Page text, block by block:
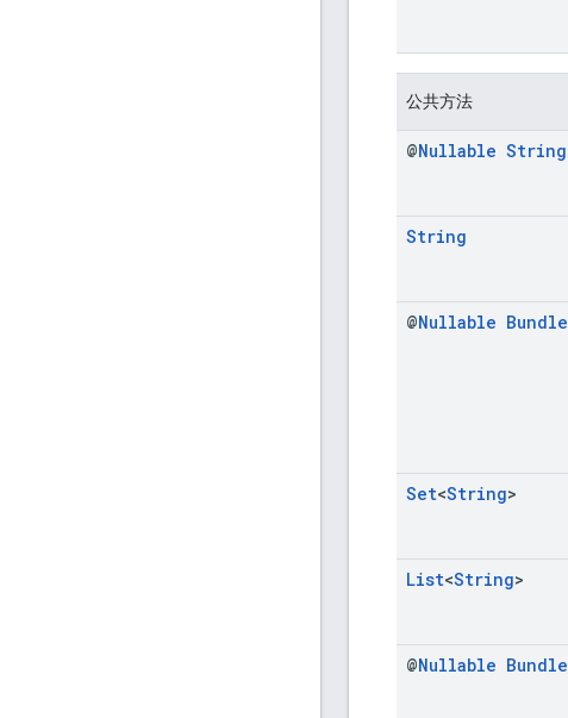
公共方法
@Nullable String
String
@Nullable Bundle
Set<String>
List<String>
@Nullable Bundle